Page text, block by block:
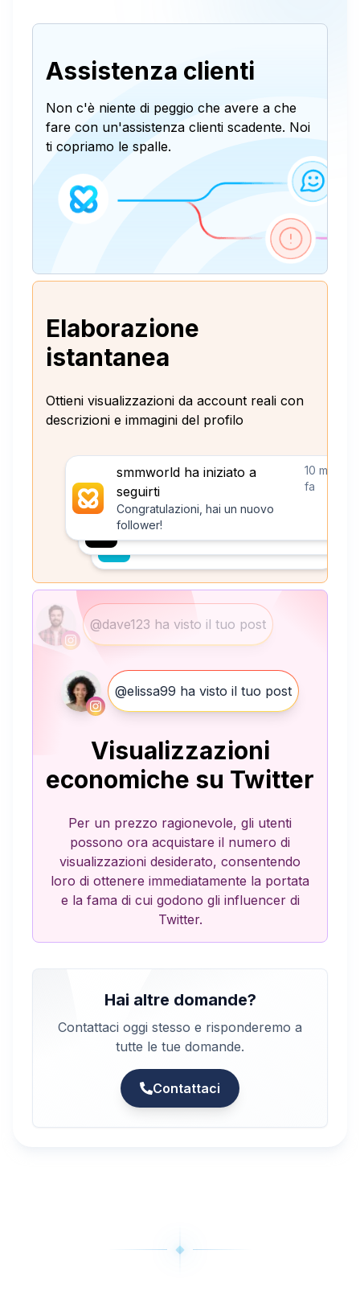
Assistenza clienti
Non c'è niente di peggio che avere a che
fare con un'assistenza clienti scadente. Noi
ti copriamo le spalle.
Elaborazione
istantanea
Ottieni visualizzazioni da account reali con
descrizioni e immagini del profilo
smmworld ha iniziato a
seguirti
Congratulazioni, hai un nuovo
follower!
10 minuti
fa
@dave123 ha visto il tuo post
@elissa99 ha visto il tuo post
Visualizzazioni
economiche su Twitter
Per un prezzo ragionevole, gli utenti
possono ora acquistare il numero di
visualizzazioni desiderato, consentendo
loro di ottenere immediatamente la portata
e la fama di cui godono gli influencer di
Twitter.
Hai altre domande?
Contattaci oggi stesso e risponderemo a
tutte le tue domande.
Contattaci